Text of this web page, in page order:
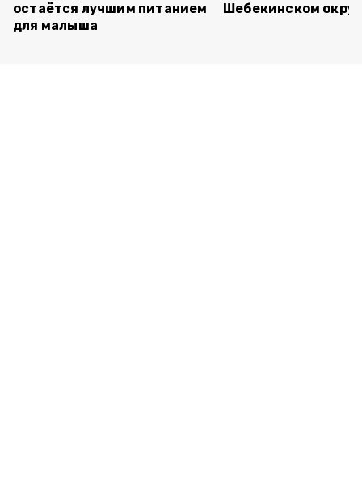
остаётся лучшим питанием
для малыша
Шебекинском